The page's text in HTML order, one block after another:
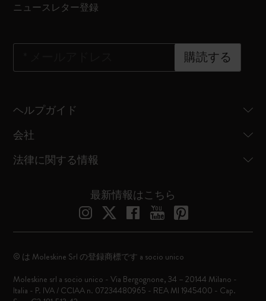
ニュースレター登録
購読する
ヘルプガイド
会社
法律に関する情報
最新情報はこちら
© は Moleskine Srl の登録商標です a socio unico
Moleskine srl a socio unico - Via Bergognone, 34 – 20144 Milano -
Italia - P. IVA / CCIAA n. 07234480965 - REA MI 1945400 - Cap.